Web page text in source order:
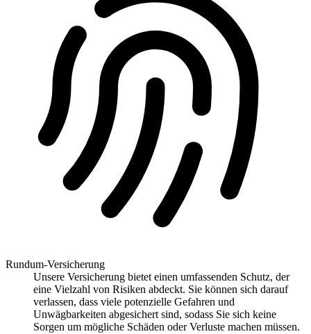
Rundum-Versicherung
Unsere Versicherung bietet einen umfassenden Schutz, der
eine Vielzahl von Risiken abdeckt. Sie können sich darauf
verlassen, dass viele potenzielle Gefahren und
Unwägbarkeiten abgesichert sind, sodass Sie sich keine
Sorgen um mögliche Schäden oder Verluste machen müssen.